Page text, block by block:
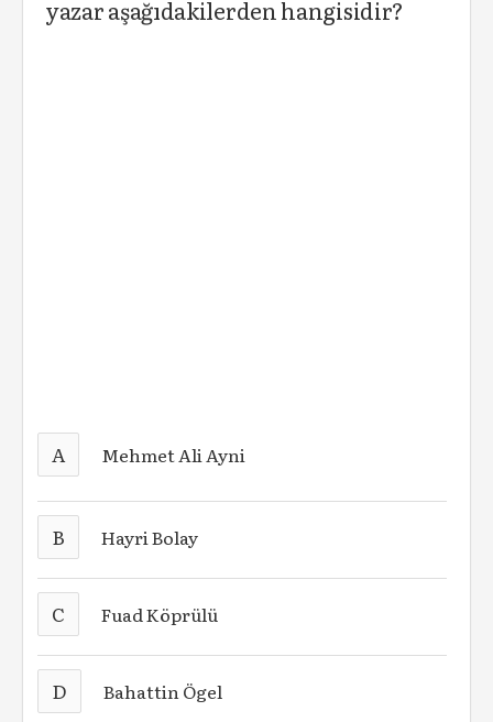
yazar aşağıdakilerden hangisidir?
A Mehmet Ali Ayni
B Hayri Bolay
C Fuad Köprülü
D Bahattin Ögel